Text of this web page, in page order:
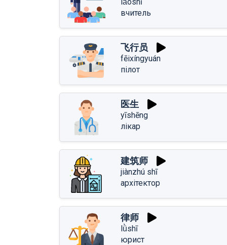
вчитель
飞行员
fēixíngyuán
пілот
医生
yīshēng
лікар
建筑师
jiànzhú shī
архітектор
律师
lǜshī
юрист